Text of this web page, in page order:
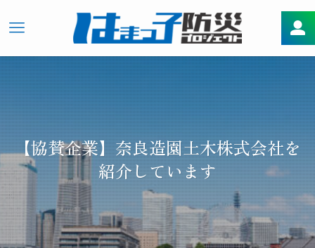
【協賛企業】奈良造園土木株式会社を
紹介しています